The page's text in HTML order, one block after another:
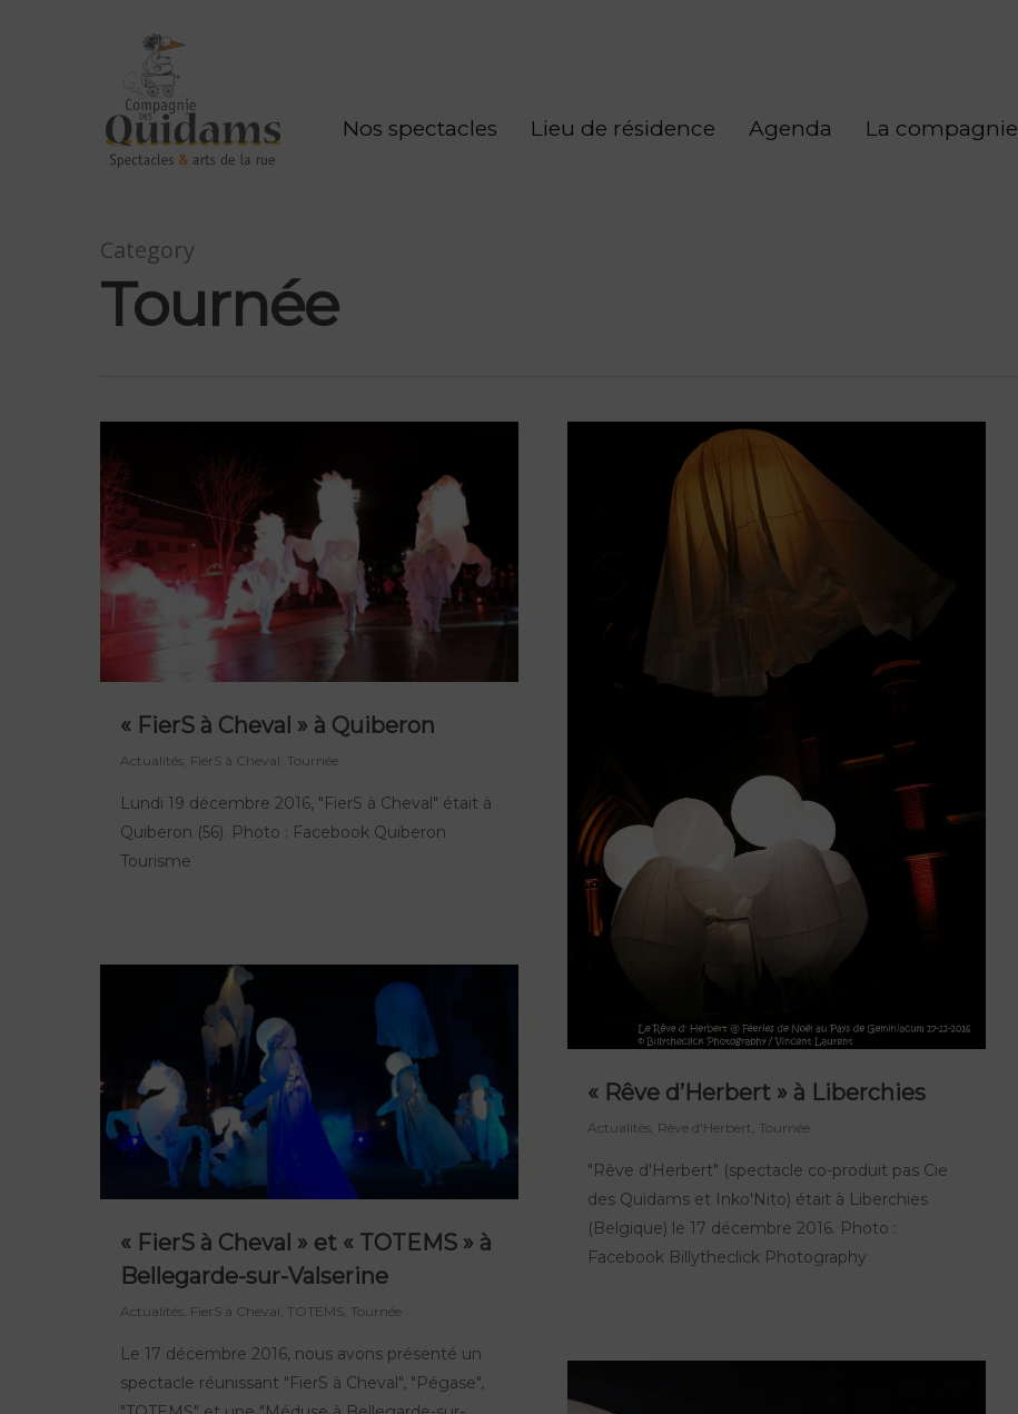
Nos spectacles Lieu de résidence Agenda La compagnie
Category
Tournée
« FierS à Cheval » à Quiberon
Actualités FierS à Cheval Tournée
Lundi 19 décembre 2016, "FierS à Cheval" était à
Quiberon (56). Photo : Facebook Quiberon
Tourisme
« Rêve d’Herbert » à Liberchies
Actualités Rêve d'Herbert Tournée
"Rêve d'Herbert" (spectacle co-produit pas Cie
des Quidams et Inko'Nito) était à Liberchies
(Belgique) le 17 décembre 2016. Photo :
Facebook Billytheclick Photography
« FierS à Cheval » et « TOTEMS » à
Bellegarde-sur-Valserine
Actualités FierS à Cheval TOTEMS Tournée
Le 17 décembre 2016, nous avons présenté un
spectacle réunissant "FierS à Cheval", "Pégase",